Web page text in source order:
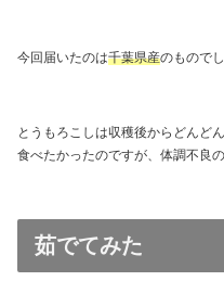
今回届いたのは千葉県産のものでし
とうもろこしは収穫後からどんど
食べたかったのですが、体調不良
茹でてみた